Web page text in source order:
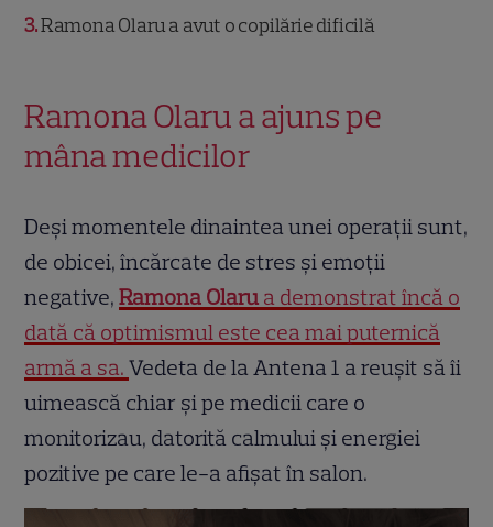
3 Ramona Olaru a avut o copilărie dificilă
Ramona Olaru a ajuns pe
mâna medicilor
Deși momentele dinaintea unei operații sunt,
de obicei, încărcate de stres și emoții
negative,Ramona Olaru a demonstrat încă o
dată că optimismul este cea mai puternică
armă a sa.Vedeta de la Antena 1 a reușit să îi
uimească chiar și pe medicii care o
monitorizau, datorită calmului și energiei
pozitive pe care le-a afișat în salon.